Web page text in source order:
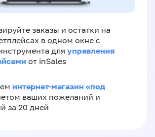
заказы и остатки на
в одном окне с
для управления
от inSales
интернет-магазин «‎под
ваших пожеланий и
за 20 дней